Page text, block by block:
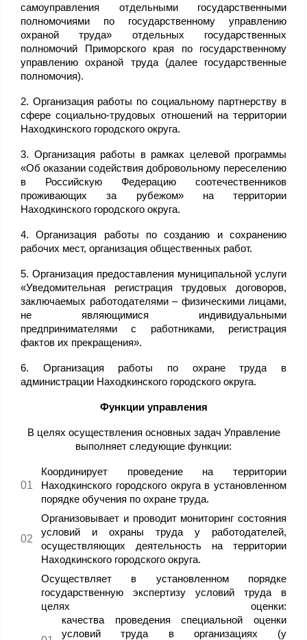
самоуправления отдельными государственными
полномочиями по государственному управлению
охраной труда» отдельных государственных
полномочий Приморского края по государственному
управлению охраной труда (далее государственные
полномочия).
2. Организация работы по социальному партнерству в
сфере социально-трудовых отношений на территории
Находкинского городского округа.
3. Организация работы в рамках целевой программы
«Об оказании содействия добровольному переселению
в Российскую Федерацию соотечественников
проживающих за рубежом» на территории
Находкинского городского округа.
4. Организация работы по созданию и сохранению
рабочих мест, организация общественных работ.
5. Организация предоставления муниципальной услуги
«Уведомительная регистрация трудовых договоров,
заключаемых работодателями – физическими лицами,
не являющимися индивидуальными
предпринимателями с работниками, регистрация
фактов их прекращения».
6. Организация работы по охране труда в
администрации Находкинского городского округа.
Функции управления
В целях осуществления основных задач Управление
выполняет следующие функции:
Координирует проведение на территории
Находкинского городского округа в установленном
порядке обучения по охране труда.
Организовывает и проводит мониторинг состояния
условий и охраны труда у работодателей,
осуществляющих деятельность на территории
Находкинского городского округа.
Осуществляет в установленном порядке
государственную экспертизу условий труда в
целях оценки:
качества проведения специальной оценки
условий труда в организациях (у